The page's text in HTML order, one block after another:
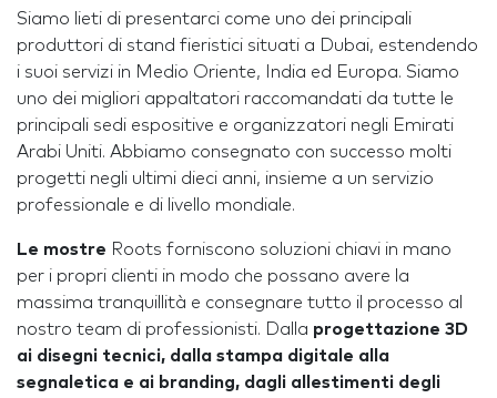
Siamo lieti di presentarci come uno dei principali
produttori di stand fieristici situati a Dubai, estendendo
i suoi servizi in Medio Oriente, India ed Europa. Siamo
uno dei migliori appaltatori raccomandati da tutte le
principali sedi espositive e organizzatori negli Emirati
Arabi Uniti. Abbiamo consegnato con successo molti
progetti negli ultimi dieci anni, insieme a un servizio
professionale e di livello mondiale.
Le mostre Roots forniscono soluzioni chiavi in mano
per i propri clienti in modo che possano avere la
massima tranquillità e consegnare tutto il processo al
nostro team di professionisti. Dalla progettazione 3D
ai disegni tecnici, dalla stampa digitale alla
segnaletica e ai branding, dagli allestimenti degli